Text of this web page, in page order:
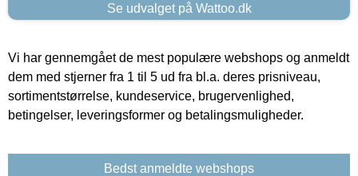
Se udvalget på Wattoo.dk
Vi har gennemgået de mest populære webshops og anmeldt
dem med stjerner fra 1 til 5 ud fra bl.a. deres prisniveau,
sortimentstørrelse, kundeservice, brugervenlighed,
betingelser, leveringsformer og betalingsmuligheder.
Bedst anmeldte webshops